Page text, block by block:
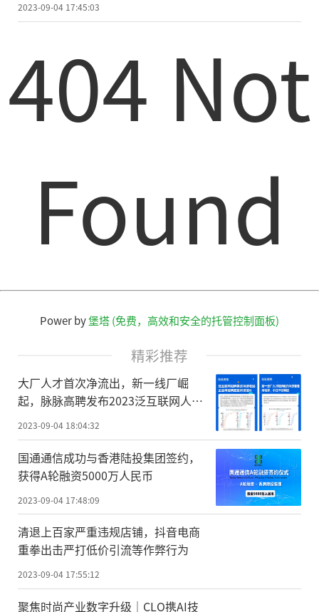
2023-09-04 17:45:03
404 Not
Found
Power by堡塔 (免费，高效和安全的托管控制面板)
精彩推荐
大厂人才首次净流出，新一线厂崛
起，脉脉高聘发布2023泛互联网人才
2023-09-04 18:04:32
国通通信成功与香港陆投集团签约，
获得A轮融资5000万人民币
2023-09-04 17:48:09
清退上百家严重违规店铺，抖音电商
重拳出击严打低价引流等作弊行为
2023-09-04 17:55:12
聚焦时尚产业数字升级｜CLO携AI技